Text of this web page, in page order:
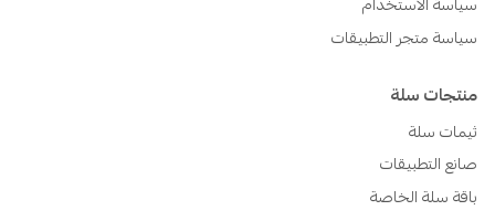
سياسة متجر التطبيقات
منتجات سلة
ثيمات سلة
صانع التطبيقات
باقة سلة الخاصة